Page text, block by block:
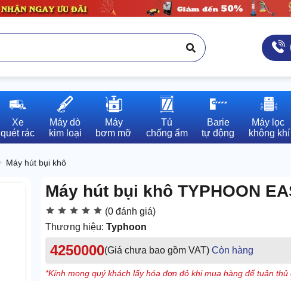
Xe
quét rác
Máy dò
kim loại
Máy
bơm mỡ
Tủ
chống ẩm
Barie
tự động
Máy lọc
không khí
Máy hút bụi khô
Máy hút bụi khô TYPHOON
(0 đánh giá)
Thương hiệu: Typhoon
4250000(Giá chưa bao gồm VAT) Còn hàng
*Kính mong quý khách lấy hóa đơn đỏ khi mua hàng để tuân